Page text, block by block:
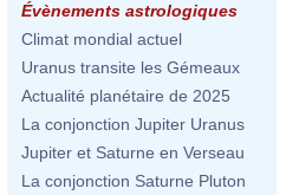
Évènements astrologiques
Climat mondial actuel
Uranus transite les Gémeaux
Actualité planétaire de 2025
La conjonction Jupiter Uranus
Jupiter et Saturne en Verseau
La conjonction Saturne Pluton